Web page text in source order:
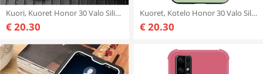
Kuori, Kuoret Honor 30 Valo Silikoni Murtumaton Luova Suuntaus Vihreä
€ 20.30
Kuoret, Kotelo Honor 30 Valo Silikoni Net Red Vihreä Murtumaton
€ 20.30